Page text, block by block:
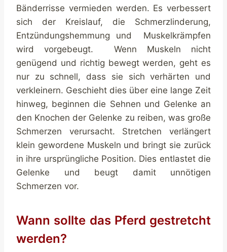
Bänderrisse vermieden werden. Es verbessert
sich der Kreislauf, die Schmerzlinderung,
Entzündungshemmung und Muskelkrämpfen
wird vorgebeugt. Wenn Muskeln nicht
genügend und richtig bewegt werden, geht es
nur zu schnell, dass sie sich verhärten und
verkleinern. Geschieht dies über eine lange Zeit
hinweg, beginnen die Sehnen und Gelenke an
den Knochen der Gelenke zu reiben, was große
Schmerzen verursacht. Stretchen verlängert
klein gewordene Muskeln und bringt sie zurück
in ihre ursprüngliche Position. Dies entlastet die
Gelenke und beugt damit unnötigen
Schmerzen vor.
Wann sollte das Pferd gestretcht
werden?